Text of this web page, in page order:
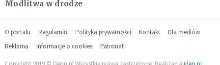
Modlitwa w drodze
O portalu Regulamin Polityka prywatności Kontakt
Dla mediów
Reklama
Informacje o cookies Patronat